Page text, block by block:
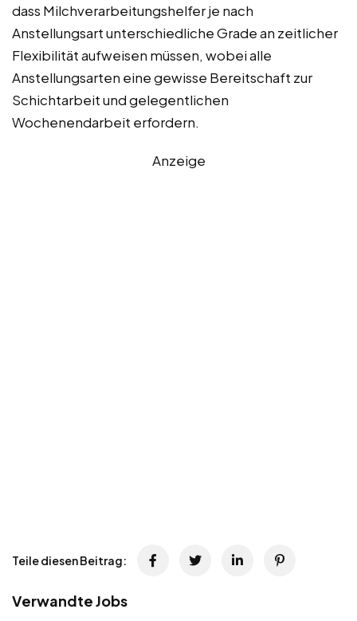
dass Milchverarbeitungshelfer je nach
Anstellungsart unterschiedliche Grade an zeitlicher
Flexibilität aufweisen müssen, wobei alle
Anstellungsarten eine gewisse Bereitschaft zur
Schichtarbeit und gelegentlichen
Wochenendarbeit erfordern.
Anzeige
Teile diesen Beitrag:
Verwandte Jobs